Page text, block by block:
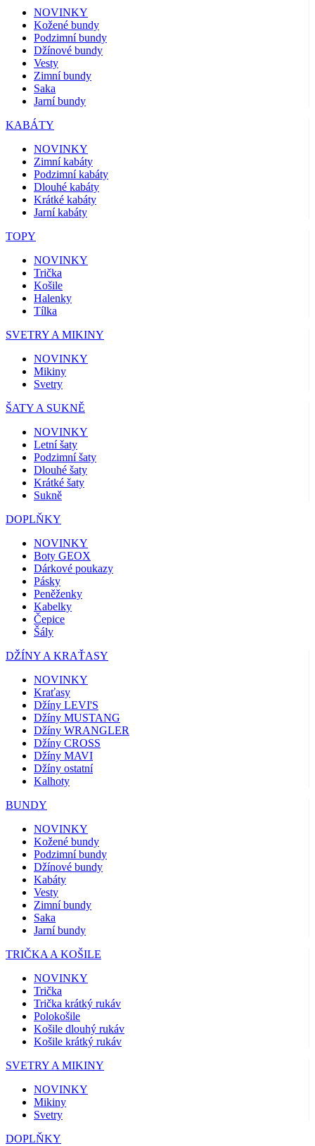
NOVINKY
Kožené bundy
Podzimní bundy
Džínové bundy
Vesty
Zimní bundy
Saka
Jarní bundy
KABÁTY
NOVINKY
Zimní kabáty
Podzimní kabáty
Dlouhé kabáty
Krátké kabáty
Jarní kabáty
TOPY
NOVINKY
Trička
Košile
Halenky
Tílka
SVETRY A MIKINY
NOVINKY
Mikiny
Svetry
ŠATY A SUKNĚ
NOVINKY
Letní šaty
Podzimní šaty
Dlouhé šaty
Krátké šaty
Sukně
DOPLŇKY
NOVINKY
Boty GEOX
Dárkové poukazy
Pásky
Peněženky
Kabelky
Čepice
Šály
DŽÍNY A KRAŤASY
NOVINKY
Kraťasy
Džíny LEVI'S
Džíny MUSTANG
Džíny WRANGLER
Džíny CROSS
Džíny MAVI
Džíny ostatní
Kalhoty
BUNDY
NOVINKY
Kožené bundy
Podzimní bundy
Džínové bundy
Kabáty
Vesty
Zimní bundy
Saka
Jarní bundy
TRIČKA A KOŠILE
NOVINKY
Trička
Trička krátký rukáv
Polokošile
Košile dlouhý rukáv
Košile krátký rukáv
SVETRY A MIKINY
NOVINKY
Mikiny
Svetry
DOPLŇKY